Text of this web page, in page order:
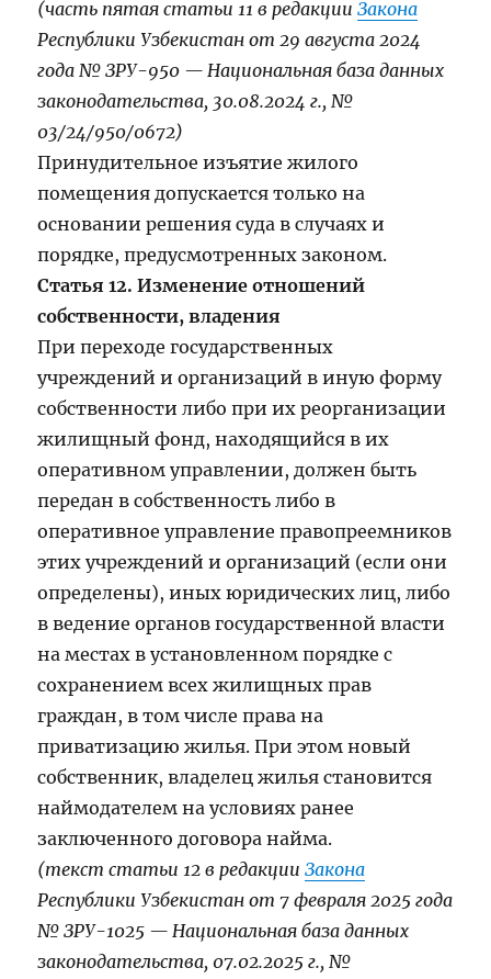
(часть пятая статьи 11 в редакцииЗакона
Республики Узбекистан от 29 августа 2024
года № ЗРУ-950 — Национальная база данных
законодательства, 30.08.2024 г., №
03/24/950/0672)
Принудительное изъятие жилого
помещения допускается только на
основании решения суда в случаях и
порядке, предусмотренных законом.
Статья 12. Изменение отношений
собственности, владения
При переходе государственных
учреждений и организаций в иную форму
собственности либо при их реорганизации
жилищный фонд, находящийся в их
оперативном управлении, должен быть
передан в собственность либо в
оперативное управление правопреемников
этих учреждений и организаций (если они
определены), иных юридических лиц, либо
в ведение органов государственной власти
на местах в установленном порядке с
сохранением всех жилищных прав
граждан, в том числе права на
приватизацию жилья. При этом новый
собственник, владелец жилья становится
наймодателем на условиях ранее
заключенного договора найма.
(текст статьи 12 в редакцииЗакона
Республики Узбекистан от 7 февраля 2025 года
№ ЗРУ-1025 — Национальная база данных
законодательства, 07.02.2025 г., №